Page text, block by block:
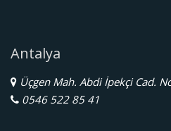
Antalya
Üçgen Mah. Abdi İpekçi Cad.
0546 522 85 41